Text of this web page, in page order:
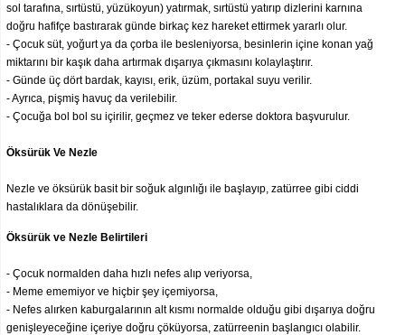
sol tarafına, sırtüstü, yüzükoyun) yatırmak, sırtüstü yatırıp dizlerini karnına
doğru hafifçe bastırarak günde birkaç kez hareket ettirmek yararlı olur.
- Çocuk süt, yoğurt ya da çorba ile besleniyorsa, besinlerin içine konan yağ
miktarını bir kaşık daha artırmak dışarıya çıkmasını kolaylaştırır.
- Günde üç dört bardak, kayısı, erik, üzüm, portakal suyu verilir.
- Ayrıca, pişmiş havuç da verilebilir.
- Çocuğa bol bol su içirilir, geçmez ve teker ederse doktora başvurulur.
Öksürük Ve Nezle
Nezle ve öksürük basit bir soğuk algınlığı ile başlayıp, zatürree gibi ciddi
hastalıklara da dönüşebilir.
Öksürük ve Nezle Belirtileri
- Çocuk normalden daha hızlı nefes alıp veriyorsa,
- Meme ememiyor ve hiçbir şey içemiyorsa,
- Nefes alırken kaburgalarının alt kısmı normalde olduğu gibi dışarıya doğru
genişleyeceğine içeriye doğru çöküyorsa, zatürreenin başlangıcı olabilir.